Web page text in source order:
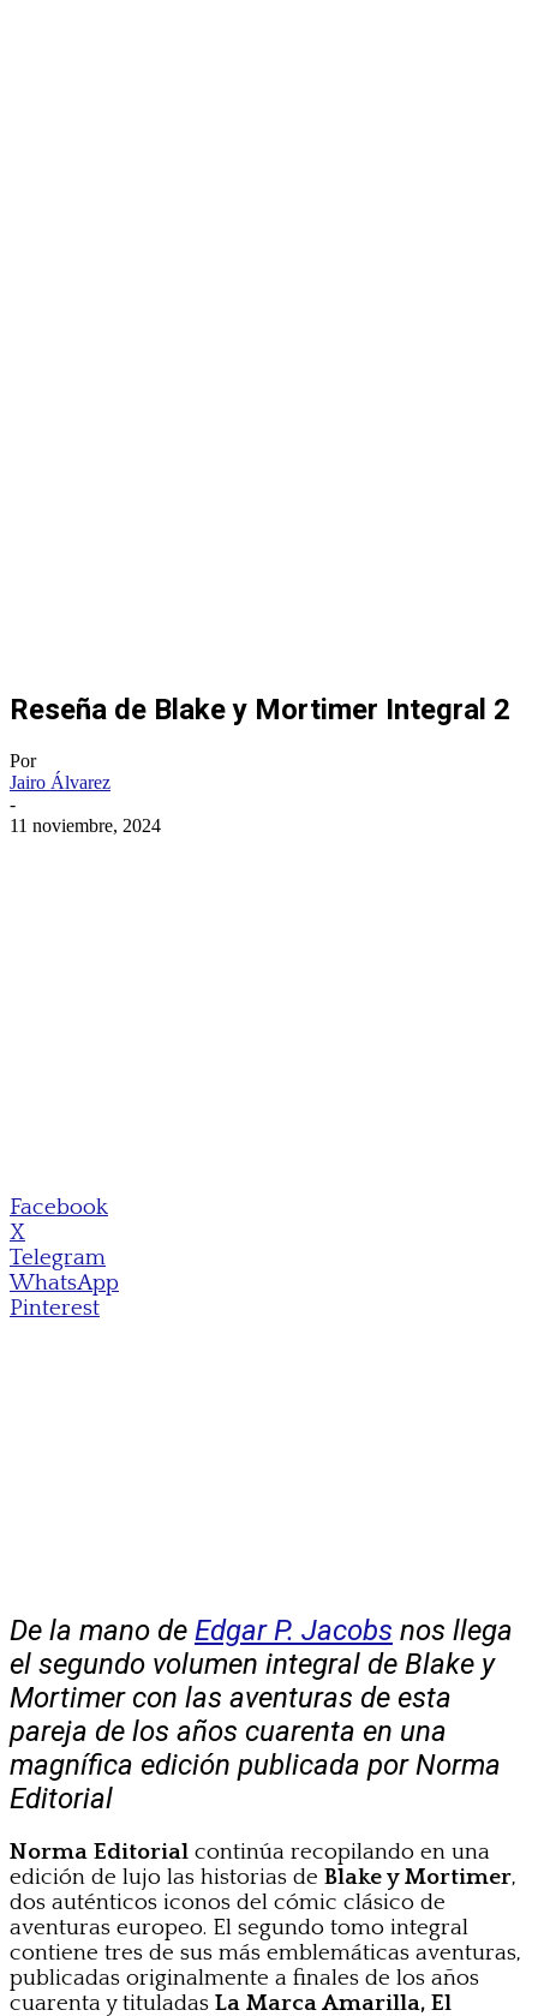
Reseña de Blake y Mortimer Integral 2
Por
Jairo Álvarez
-
11 noviembre, 2024
Facebook
X
Telegram
WhatsApp
Pinterest
De la mano de Edgar P. Jacobs nos llega
el segundo volumen integral de Blake y
Mortimer con las aventuras de esta
pareja de los años cuarenta en una
magnífica edición publicada por Norma
Editorial
Norma Editorial continúa recopilando en una
edición de lujo las historias de Blake y Mortimer,
dos auténticos iconos del cómic clásico de
aventuras europeo. El segundo tomo integral
contiene tres de sus más emblemáticas aventuras,
publicadas originalmente a finales de los años
cuarenta y tituladas La Marca Amarilla, El